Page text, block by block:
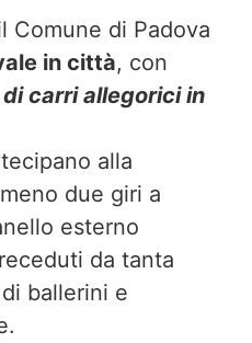
Comune di Padova
in città, con
carri allegorici in
alla
due giri a
esterno
da tanta
ballerini e